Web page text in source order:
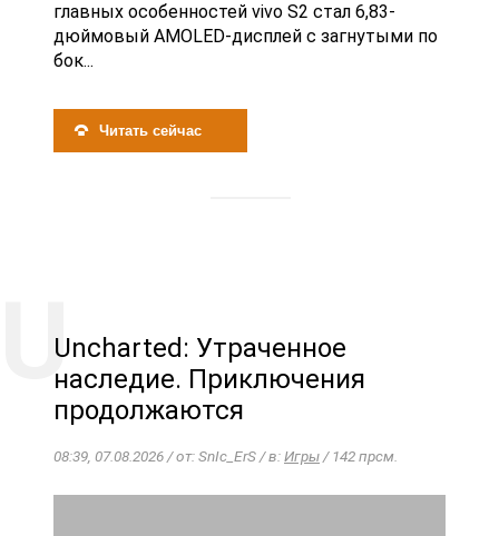
главных особенностей vivo S2 стал 6,83-
дюймовый AMOLED-дисплей с загнутыми по
бок...
Читать сейчас
Uncharted: Утраченное
наследие. Приключения
продолжаются
08:39, 07.08.2026 / от: SnIc_ErS / в:Игры/ 142 прсм.